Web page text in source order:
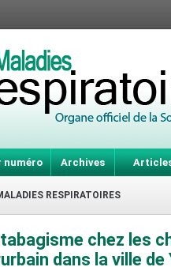
numéro Archives
RESPIRATOIRES
chez les
dans la ville de